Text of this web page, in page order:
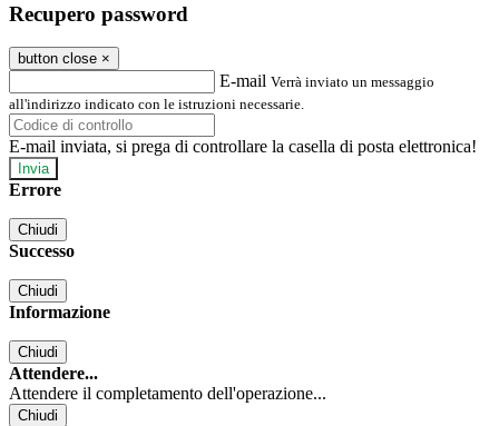
Recupero password
button close ×
E-mail Verrà inviato un messaggio
all'indirizzo indicato con le istruzioni necessarie.
E-mail inviata, si prega di controllare la casella di posta elettronica!
Errore
Chiudi
Successo
Chiudi
Informazione
Chiudi
Attendere...
Attendere il completamento dell'operazione...
Chiudi